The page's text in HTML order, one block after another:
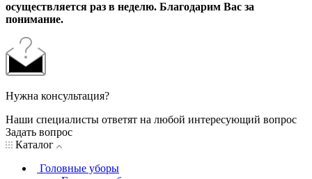
осуществляется раз в неделю. Благодарим Вас за
понимание.
Нужна консультация?
Наши специалисты ответят на любой интересующий вопрос
Задать вопрос
Каталог
Головные уборы